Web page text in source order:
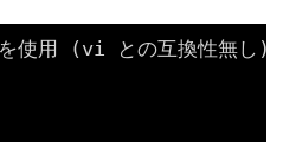
使用 (vi との互換性無し)